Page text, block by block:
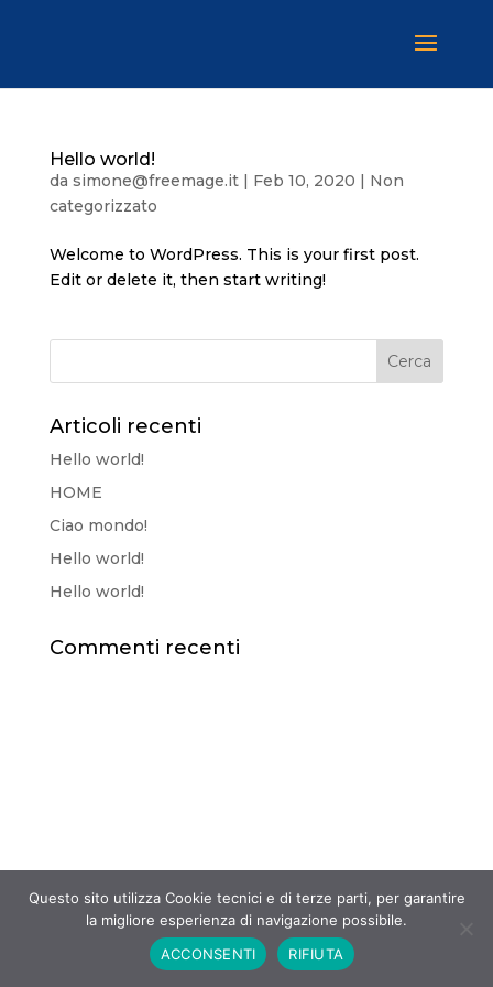
Hello world!
da simone@freemage.it| Feb 10, 2020 | Non
categorizzato
Welcome to WordPress. This is your first post.
Edit or delete it, then start writing!
Articoli recenti
Hello world!
HOME
Ciao mondo!
Hello world!
Hello world!
Commenti recenti
Questo sito utilizza Cookie tecnici e di terze parti, per garantire
la migliore esperienza di navigazione possibile.
ACCONSENTI
RIFIUTA